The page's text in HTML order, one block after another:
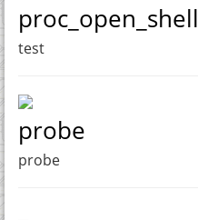
proc_open_shell
test
probe
probe